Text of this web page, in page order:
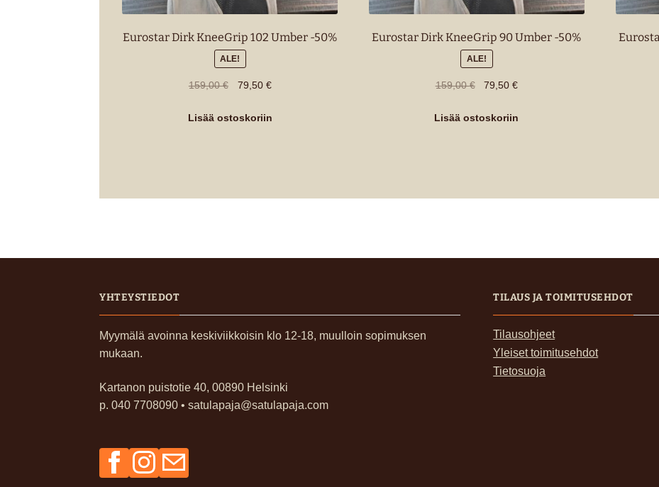
Eurostar Dirk KneeGrip 102 Umber -50%
ALE!
159,00€
Alkuperäinen
oli:
79,50 €Nykyinen
on:
Lisää ostoskoriin
Eurostar Dirk KneeGrip 90 Umber -50%
ALE!
159,00€
Alkuperäinen
oli:
79,50€Nykyinen
on:
Lisää ostoskoriin
YHTEYSTIEDOT
Myymälä avoinna keskiviikkoisin klo 12-18, muulloin sopimuksen
mukaan.
Kartanon puistotie 40, 00890 Helsinki
p. 040 7708090 • satulapaja@satulapaja.com
FacebookInstagramSähköposti
TILAUS JA TOIMITUSEHDOT
Tilausohjeet
Yleiset toimitusehdot
Tietosuoja